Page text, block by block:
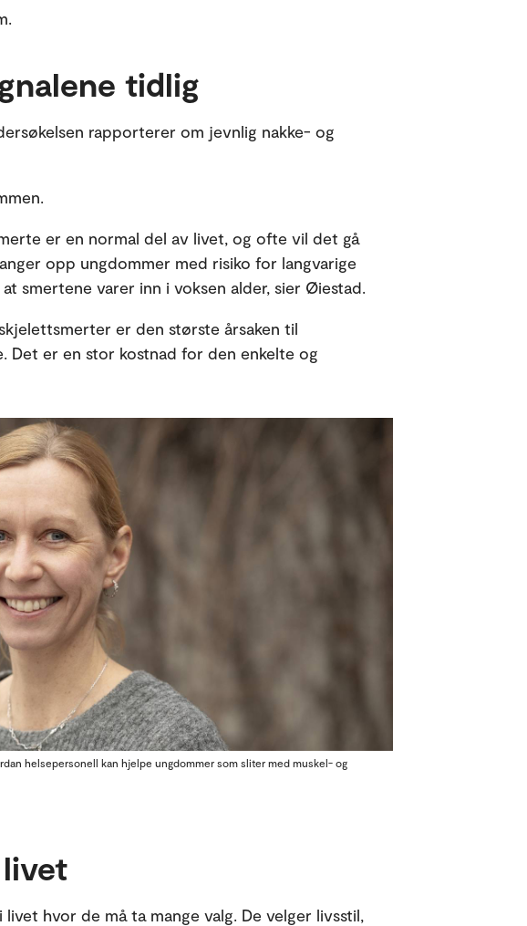
tidlig
rapporterer om jevnlig nakke- og
er en normal del av livet, og ofte vil det gå
opp ungdommer med risiko for langvarige
smertene varer inn i voksen alder, sier Øiestad.
er den største årsaken til
Det er en stor kostnad for den enkelte og
helsepersonell kan hjelpe ungdommer som sliter med muskel- og
hvor de må ta mange valg. De velger livsstil,